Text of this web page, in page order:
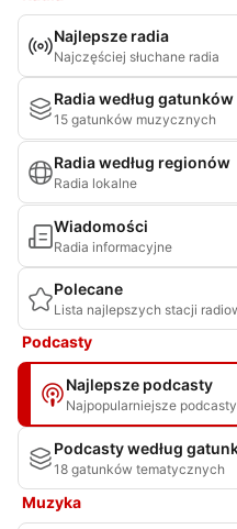
Najlepsze radia
Najczęściej słuchane radia
Radia według gatunków
15 gatunków muzycznych
Radia według regionów
Radia lokalne
Wiadomości
Radia informacyjne
Polecane
Lista najlepszych stacji
Podcasty
Najlepsze podcasty
Najpopularniejsze podcasty
Podcasty według
18 gatunków tematycznych
Muzyka